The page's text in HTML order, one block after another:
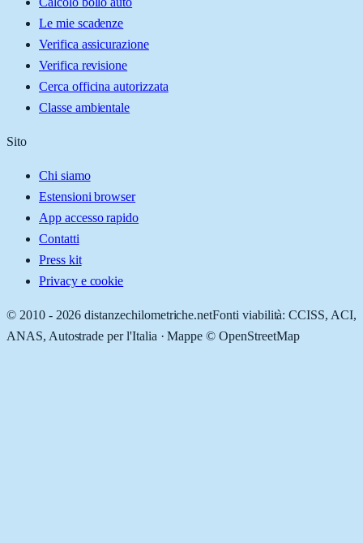
Le mie scadenze
Verifica assicurazione
Verifica revisione
Cerca officina autorizzata
Classe ambientale
Sito
Chi siamo
Estensioni browser
App accesso rapido
Contatti
Press kit
Privacy e cookie
© 2010 - 2026 distanzechilometriche.netFonti viabilità: CCISS, ACI,
ANAS, Autostrade per l'Italia · Mappe © OpenStreetMap